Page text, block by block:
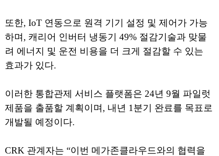
또한, IoT 연동으로 원격 기기 설정 및 제어가 가능
하며, 캐리어 인버터 냉동기 49% 절감기술과 맞물
려 에너지 및 운전 비용을 더 크게 절감할 수 있는
효과가 있다.
이러한 통합관제 서비스 플랫폼은 24년 9월 파일럿
제품을 출품할 계획이며, 내년 1분기 완료를 목표로
개발될 예정이다.
CRK 관계자는 “이번 메가존클라우드와의 협력을